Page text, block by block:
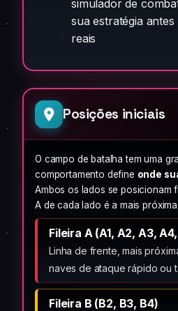
simulador de
sua estratégia
reais
Posições iniciais
O campo de batalha tem uma
comportamento define onde
Ambos os lados se posicionam
A de cada lado é a mais
Fileira A (A1, A2, A3,
Linha de frente, mais
naves de ataque rápido ou
Fileira B (B2, B3, B4)